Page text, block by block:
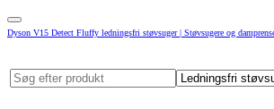
Dyson V15 Detect Fluffy ledningsfri støvsuger | Støvsugere og